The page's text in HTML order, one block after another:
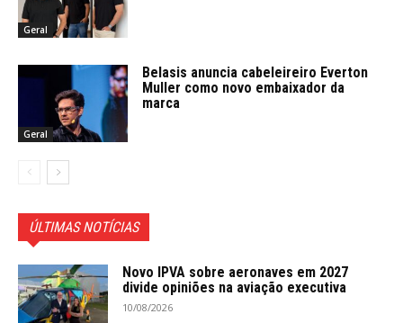
Geral
Geral
Belasis anuncia cabeleireiro Everton
Muller como novo embaixador da
marca
ÚLTIMAS NOTÍCIAS
Novo IPVA sobre aeronaves em 2027
divide opiniões na aviação executiva
10/08/2026